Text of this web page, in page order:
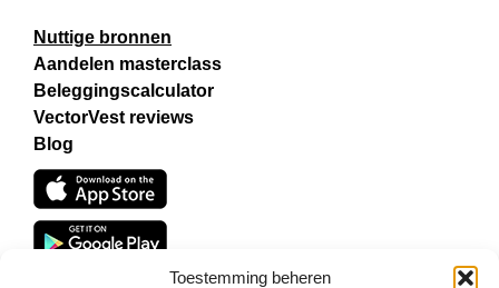
Toestemming beheren
Nuttige bronnen
Aandelen masterclass
Beleggingscalculator
VectorVest reviews
Blog